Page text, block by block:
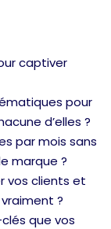
captiver
pour
d’elles ?
par mois sans
marque ?
vos clients et
?
que vos